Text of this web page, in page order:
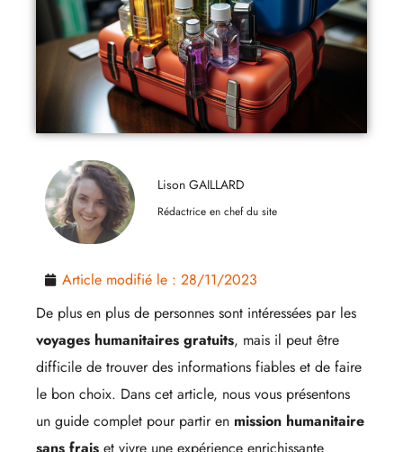
Lison GAILLARD
Rédactrice en chef du site
Article modifié le : 28/11/2023
De plus en plus de personnes sont intéressées par les
voyages humanitaires gratuits, mais il peut être
difficile de trouver des informations fiables et de faire
le bon choix. Dans cet article, nous vous présentons
un guide complet pour partir en mission humanitaire